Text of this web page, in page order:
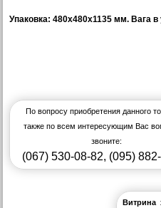
Упаковка: 480х480х1135 мм. Вага в
По вопросу приобретения данного
также по всем интересующим Вас
звоните:
(067) 530-08-82, (095)
Витрина